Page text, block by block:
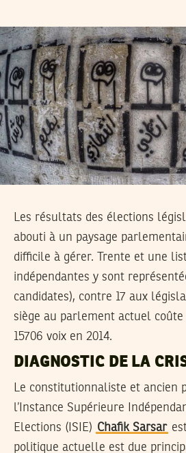
Les résultats des élections
abouti à un paysage
difficile à gérer. Trente et une
indépendantes y sont
candidates), contre 17 aux
siège au parlement actuel coûte
15706 voix en 2014.
DIAGNOSTIC DE LA
Le constitutionnaliste et ancien
l’Instance Supérieure
Elections (ISIE) Chafik Sarsar
politique actuelle est due